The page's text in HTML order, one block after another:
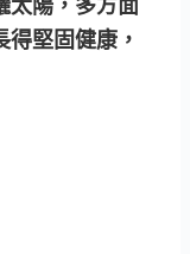
堅固健康，